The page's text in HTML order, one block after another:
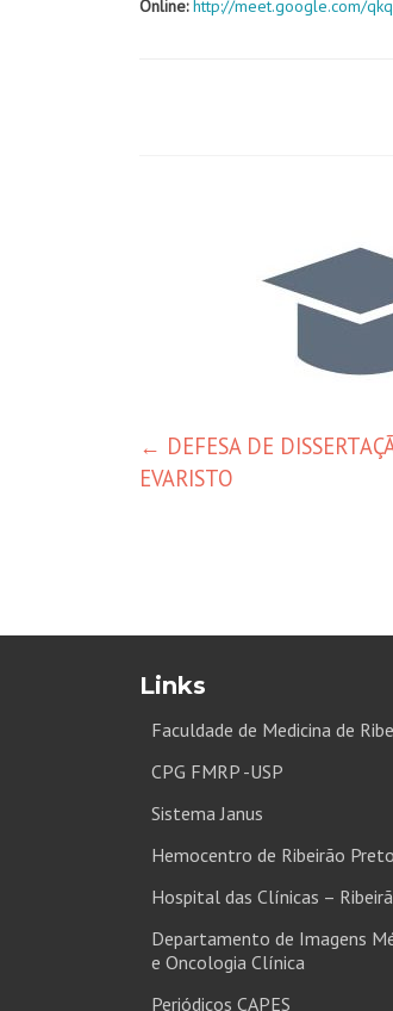
Online:http://meet.google.com/
← DEFESA DE
EVARISTO
Links
Faculdade de Medicina de
CPG FMRP -USP
Sistema Janus
Hemocentro de Ribeirão Preto
Hospital das Clínicas –
Departamento de Imagens
e Oncologia Clínica
Periódicos CAPES